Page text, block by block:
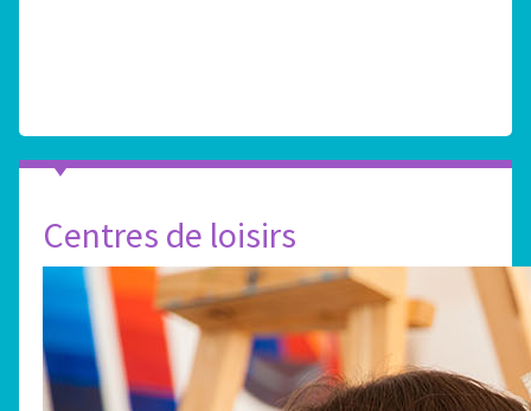
Centres de loisirs